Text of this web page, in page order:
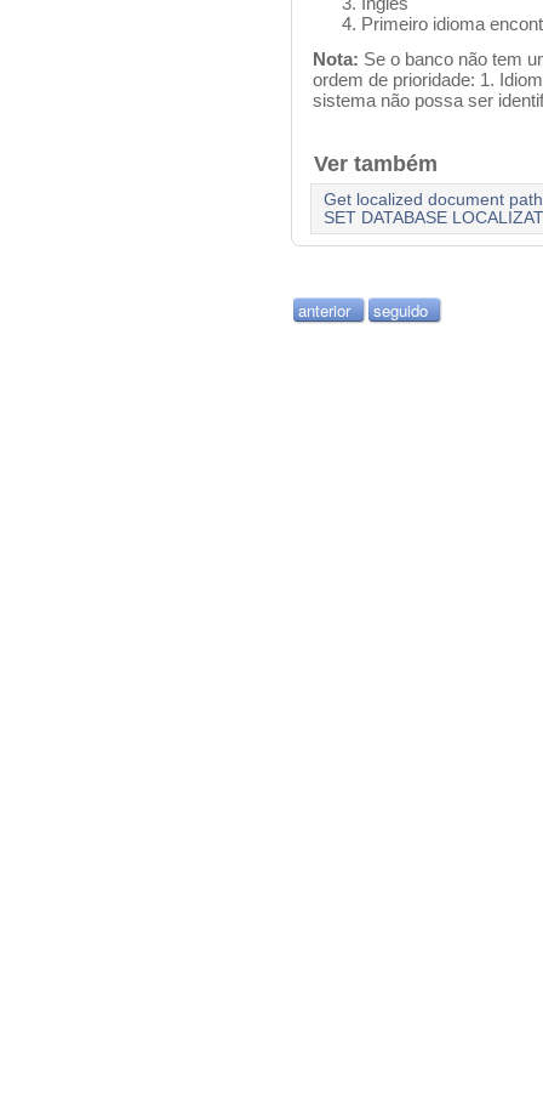
Primeiro idioma
Nota: Se o banco não tem
ordem de prioridade: 1.
sistema não possa ser
Ver também
Get localized document path
SET DATABASE
anterior seguido